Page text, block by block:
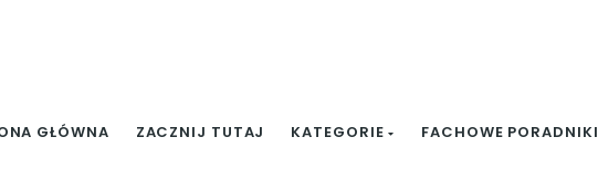
GŁÓWNA ZACZNIJ TUTAJ KATEGORIE FACHOWE PORADNIKI